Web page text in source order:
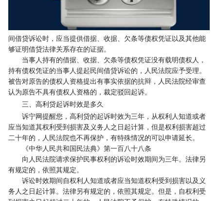
间借贷诉讼时，应当提供借据、收据、欠条等债权凭证以及其他能
够证明借贷法律关系存在的证据。
当事人持有的借据、收据、欠条等债权凭证没有载明债权人，
持有债权凭证的当事人提起民间借贷诉讼的，人民法院应予受理。
被告对原告的债权人资格提出有事实依据的抗辩，人民法院经审查
认为原告不具有债权人资格的，裁定驳回起诉。
三、高利贷起诉时效是多久
诉宁网提醒您，高利贷的起诉时效为三年，从权利人知道或者
应当知道其权利受到损害及义务人之日起计算，但是权利损害超过
二十年的，人民法院也不再保护，有特殊情况的可以申请延长。
《中华人民共和国民法典》第一百八十八条
向人民法院请求保护民事权利的诉讼时效期间为三年。法律另
有规定的，依照其规定。
诉讼时效期间自权利人知道或者应当知道权利受到损害以及义
务人之日起计算。法律另有规定的，依照其规定。但是，自权利受